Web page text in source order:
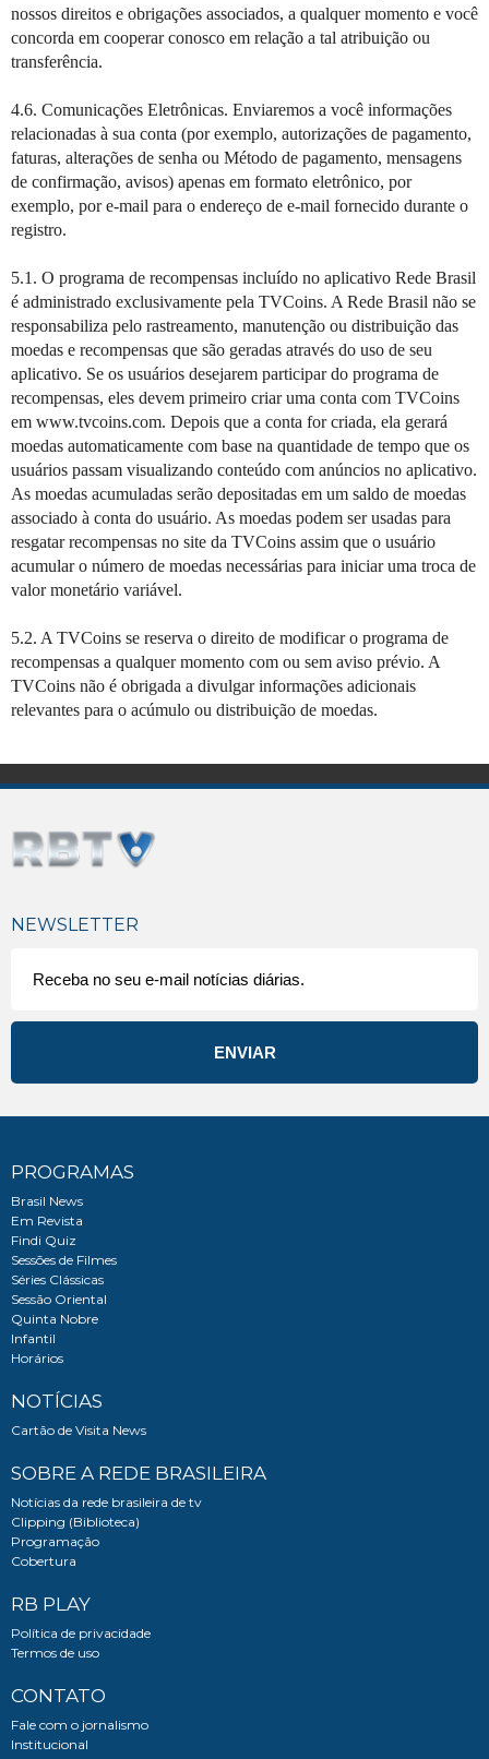
nossos direitos e obrigações associados, a qualquer momento e você
concorda em cooperar conosco em relação a tal atribuição ou
transferência.
4.6. Comunicações Eletrônicas. Enviaremos a você informações
relacionadas à sua conta (por exemplo, autorizações de pagamento,
faturas, alterações de senha ou Método de pagamento, mensagens
de confirmação, avisos) apenas em formato eletrônico, por
exemplo, por e-mail para o endereço de e-mail fornecido durante o
registro.
5.1. O programa de recompensas incluído no aplicativo Rede Brasil
é administrado exclusivamente pela TVCoins. A Rede Brasil não se
responsabiliza pelo rastreamento, manutenção ou distribuição das
moedas e recompensas que são geradas através do uso de seu
aplicativo. Se os usuários desejarem participar do programa de
recompensas, eles devem primeiro criar uma conta com TVCoins
em www.tvcoins.com. Depois que a conta for criada, ela gerará
moedas automaticamente com base na quantidade de tempo que os
usuários passam visualizando conteúdo com anúncios no aplicativo.
As moedas acumuladas serão depositadas em um saldo de moedas
associado à conta do usuário. As moedas podem ser usadas para
resgatar recompensas no site da TVCoins assim que o usuário
acumular o número de moedas necessárias para iniciar uma troca de
valor monetário variável.
5.2. A TVCoins se reserva o direito de modificar o programa de
recompensas a qualquer momento com ou sem aviso prévio. A
TVCoins não é obrigada a divulgar informações adicionais
relevantes para o acúmulo ou distribuição de moedas.
NEWSLETTER
PROGRAMAS
Brasil News
Em Revista
Findi Quiz
Sessões de Filmes
Séries Clássicas
Sessão Oriental
Quinta Nobre
Infantil
Horários
NOTÍCIAS
Cartão de Visita News
SOBRE A REDE BRASILEIRA
Notícias da rede brasileira de tv
Clipping (Biblioteca)
Programação
Cobertura
RB PLAY
Política de privacidade
Termos de uso
CONTATO
Fale com o jornalismo
Institucional